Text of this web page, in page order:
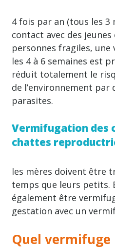
4 fois par an (tous les 3
contact avec des
personnes fragiles,
les 4 à 6 semaines est
réduit totalement le
de l’environnement par
parasites.
Vermifugation des
chattes
les mères doivent être
temps que leurs petits.
également être
gestation avec un
Quel